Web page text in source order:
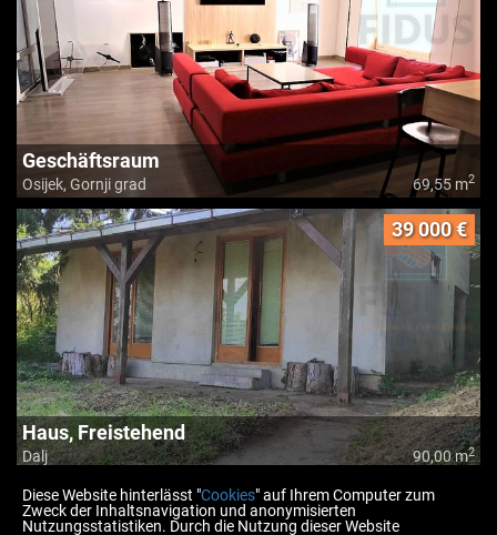
Geschäftsraum
Osijek, Gornji grad 69,55 m2
39 000 €
Haus, Freistehend
Dalj 90,00 m2
Diese Website hinterlässt "Cookies" auf Ihrem Computer zum
Zweck der Inhaltsnavigation und anonymisierten
Nutzungsstatistiken. Durch die Nutzung dieser Website